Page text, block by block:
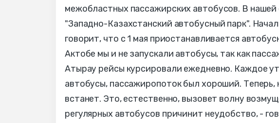
межобластных пассажирских автобусов. В
"Западно-Казахстанский автобусный парк".
говорит, что с 1 мая приостанавливается
Актобе мы и не запускали автобусы, так как
Атырау рейсы курсировали ежедневно. Каждое
автобусы, пассажиропоток был хороший. Теперь,
встанет. Это, естественно, вызовет волну
регулярных автобусов причинит неудобство, -